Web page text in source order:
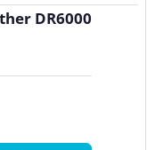
DR6000